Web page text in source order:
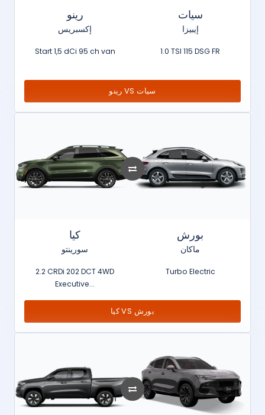
رينو
إكسبريس
Start 1,5 dCi 95 ch van
سيات
إيبيزا
1.0 TSI 115 DSG FR
رينو VS سيات
كيا
سورينتو
2.2 CRDi 202 DCT 4WD
Executive...
بورش
ماكان
Turbo Electric
كيا VS بورش